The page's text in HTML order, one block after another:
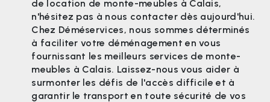
de location de monte-meubles à Calais,
n'hésitez pas à nous contacter dès aujourd'hui.
Chez Déméservices, nous sommes déterminés
à faciliter votre déménagement en vous
fournissant les meilleurs services de monte-
meubles à Calais. Laissez-nous vous aider à
surmonter les défis de l'accès difficile et à
garantir le transport en toute sécurité de vos